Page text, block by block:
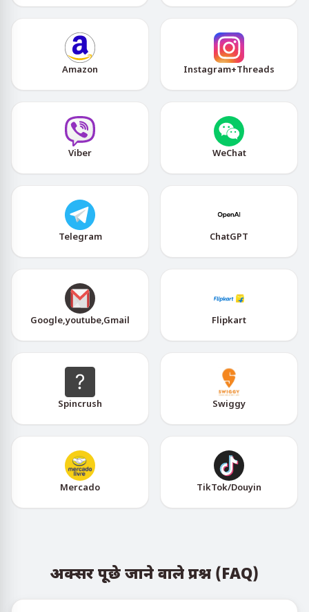
Amazon Instagram+Threads
Viber WeChat
Telegram ChatGPT
Google,youtube,Gmail Flipkart
Spincrush Swiggy
Mercado TikTok/Douyin
अक्सर पूछे जाने वाले प्रश्न (FAQ)